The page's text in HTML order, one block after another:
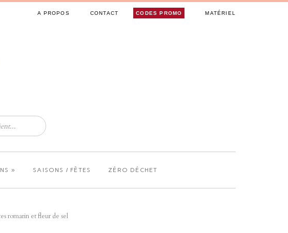
A PROPOS CONTACT CODES PROMO MATÉRIEL
» SAISONS / FÊTES ZÉRO DÉCHET
romarin et fleur de sel